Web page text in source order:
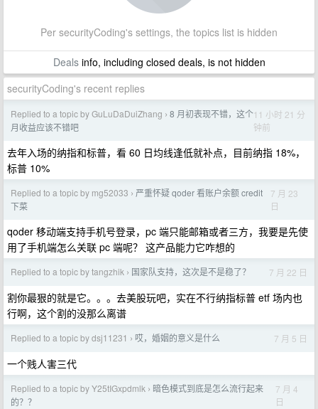
Per securityCoding's settings, the topics list is hidden
Dealsinfo, including closed deals, is not hidden
securityCoding's recent replies
Replied to a topic by GuLuDaDuiZhang › 8 月初表现不错，这个
月收益应该不错吧
11 小时 21 分
钟前
去年入场的纳指和标普，看 60 日均线逢低就补点，目前纳指 18%，
标普 10%
Replied to a topic by mg52033 › 严重怀疑 qoder 看账户余额 credit
下菜
7 月 23
日
qoder 移动端支持手机号登录，pc 端只能邮箱或者三方，我要是先使
用了手机端怎么关联 pc 端呢？ 这产品能力它咋想的
Replied to a topic by tangzhik › 国家队支持，这次是不是稳了？ 7 月 22 日
割你最狠的就是它。。。去美股玩吧，实在不行纳指标普 etf 场内也
行啊，这个割的没那么离谱
Replied to a topic by dsj11231 › 哎，婚姻的意义是什么 7 月 5 日
一个贱人害三代
Replied to a topic by Y25tIGxpdmlk › 暗色模式到底是怎么流行起来
的？？
7 月 4
日